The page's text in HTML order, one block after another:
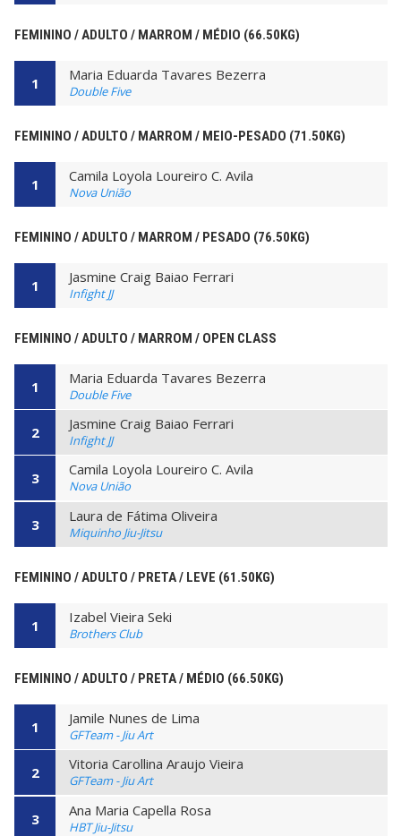
FEMININO / ADULTO / MARROM / MÉDIO (66.50KG)
1 Maria Eduarda Tavares Bezerra
Double Five
FEMININO / ADULTO / MARROM / MEIO-PESADO (71.50KG)
1 Camila Loyola Loureiro C. Avila
Nova União
FEMININO / ADULTO / MARROM / PESADO (76.50KG)
1 Jasmine Craig Baiao Ferrari
Infight JJ
FEMININO / ADULTO / MARROM / OPEN CLASS
1 Maria Eduarda Tavares Bezerra
Double Five
2 Jasmine Craig Baiao Ferrari
Infight JJ
3 Camila Loyola Loureiro C. Avila
Nova União
3 Laura de Fátima Oliveira
Miquinho Jiu-Jitsu
FEMININO / ADULTO / PRETA / LEVE (61.50KG)
1 Izabel Vieira Seki
Brothers Club
FEMININO / ADULTO / PRETA / MÉDIO (66.50KG)
1 Jamile Nunes de Lima
GFTeam - Jiu Art
2 Vitoria Carollina Araujo Vieira
GFTeam - Jiu Art
3 Ana Maria Capella Rosa
HBT Jiu-Jitsu